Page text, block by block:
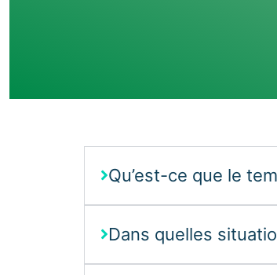
Qu’est-ce que le
Dans quelles